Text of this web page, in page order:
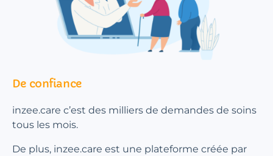
De confiance
inzee.care c’est des milliers de demandes de soins
tous les mois.
De plus, inzee.care est une plateforme créée par